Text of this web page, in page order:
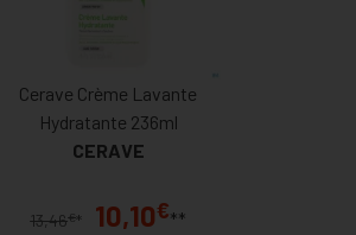
Cerave Crème Lavante
Hydratante 236ml
CERAVE
13,46€* 10,10€**